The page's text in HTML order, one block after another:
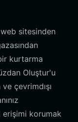
sitesinden
kurtarma
Oluştur'u
ve çevrimdışı
erişimi korumak